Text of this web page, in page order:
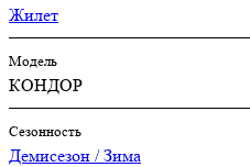
Жилет
Модель
КОНДОР
Сезонность
Демисезон / Зима